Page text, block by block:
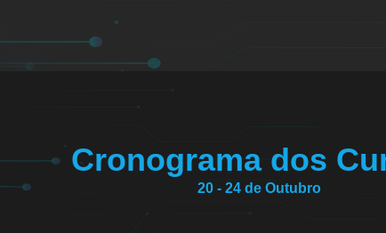
Cronograma dos
20 - 24 de Outubro